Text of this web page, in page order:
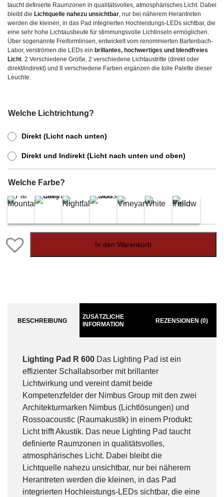
taucht definierte Raumzonen in qualitätsvolles, atmosphärisches Licht. Dabei
bleibt die Lichtquelle nahezu unsichtbar, nur bei näherem Herantreten
werden die kleinen, in das Pad integrierten Hochleistungs-LEDs sichtbar, die
eine sehr hohe Lichtausbeute für stimmungsvolle Lichtinseln ermöglichen.
Über sogenannte Freiformlinsen, entwickelt vom renommierten Bartenbach-
Labor, verströmen die LEDs ein brillantes, hochwertiges und blendfreies
Licht. 2 Verschiedene Größe, 2 verschiedene Lichtaustritte (direkt oder
direkt/indirekt) und 8 verschiedene Farben ergänzen die tolle Palette dieser
Leuchte.
Welche Lichtrichtung?
Direkt (Licht nach unten)
Direkt und Indirekt (Licht nach unten und oben)
Welche Farbe?
In den Warenkorb
BESCHREIBUNG
ZUSÄTZLICHE
INFORMATION
REZENSIONEN (0)
Lighting Pad R 600 Das Lighting Pad ist ein
effizienter Schallabsorber mit brillanter
Lichtwirkung und vereint damit beide
Kompetenzfelder der Nimbus Group mit den zwei
Architekturmarken Nimbus (Lichtlösungen) und
Rossoacoustic (Raumakustik) in einem Produkt:
Licht trifft Akustik. Das neue Lighting Pad taucht
definierte Raumzonen in qualitätsvolles,
atmosphärisches Licht. Dabei bleibt die
Lichtquelle nahezu unsichtbar, nur bei näherem
Herantreten werden die kleinen, in das Pad
integrierten Hochleistungs-LEDs sichtbar, die eine